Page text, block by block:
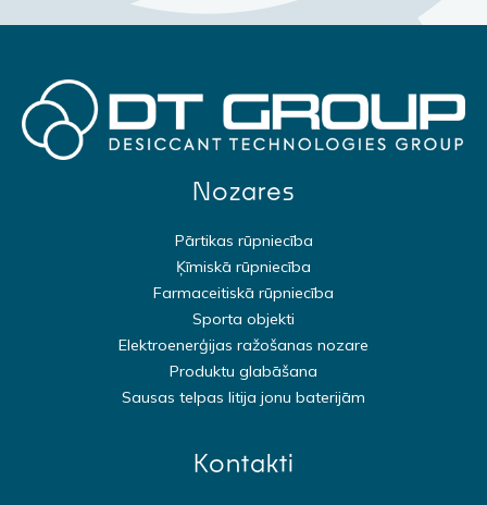
Nozares
Pārtikas rūpniecība
Ķīmiskā rūpniecība
Farmaceitiskā rūpniecība
Sporta objekti
Elektroenerģijas ražošanas nozare
Produktu glabāšana
Sausas telpas litija jonu baterijām
Kontakti